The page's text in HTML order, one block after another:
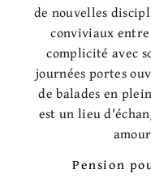
de nouvelles
conviviaux
complicité avec
journées portes
de balades en
est un lieu
Pension